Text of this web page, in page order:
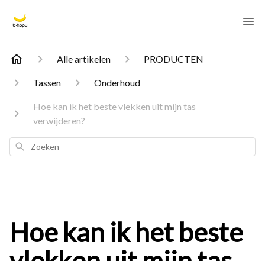
Alle artikelen PRODUCTEN
Tassen Onderhoud
Hoe kan ik het beste vlekken uit mijn tas
verwijderen?
Zoeken
Hoe kan ik het beste